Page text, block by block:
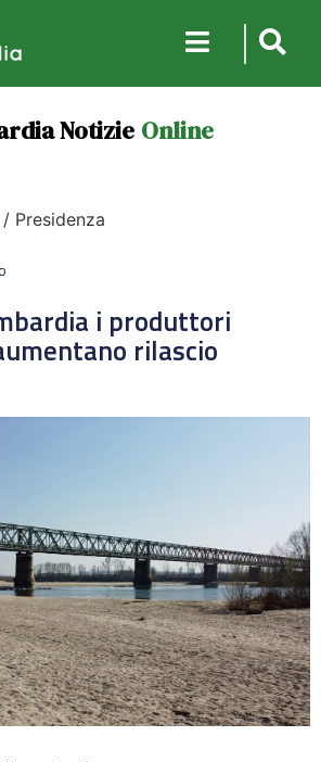
Notizie Online
/ Presidenza
i produttori
rilascio